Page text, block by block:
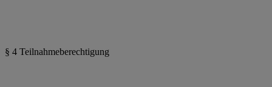
§ 4 Teilnahmeberechtigung